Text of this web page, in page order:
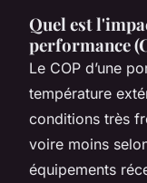
Quel est
performance
Le COP d’une
température
conditions très
voire moins
équipements